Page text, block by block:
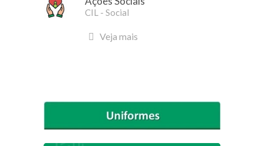
CIL - Social
Veja mais